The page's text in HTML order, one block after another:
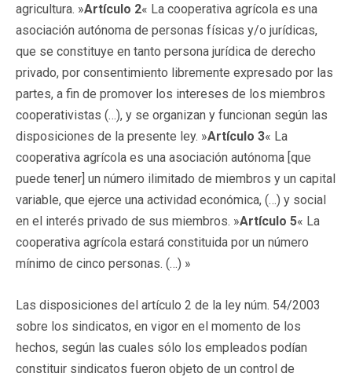
agricultura. »Artículo 2« La cooperativa agrícola es una
asociación autónoma de personas físicas y/o jurídicas,
que se constituye en tanto persona jurídica de derecho
privado, por consentimiento libremente expresado por las
partes, a fin de promover los intereses de los miembros
cooperativistas (…), y se organizan y funcionan según las
disposiciones de la presente ley. »Artículo 3« La
cooperativa agrícola es una asociación autónoma [que
puede tener] un número ilimitado de miembros y un capital
variable, que ejerce una actividad económica, (…) y social
en el interés privado de sus miembros. »Artículo 5« La
cooperativa agrícola estará constituida por un número
mínimo de cinco personas. (…) »
Las disposiciones del artículo 2 de la ley núm. 54/2003
sobre los sindicatos, en vigor en el momento de los
hechos, según las cuales sólo los empleados podían
constituir sindicatos fueron objeto de un control de